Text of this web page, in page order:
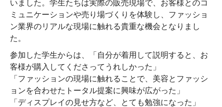
いました。学生たちは実際の販売現場で、お客様とのコ
ミュニケーションや売り場づくりを体験し、ファッショ
ン業界のリアルな現場に触れる貴重な機会となりまし
た。
参加した学生からは、「自分が着用して説明すると、お
客様が購入してくださってうれしかった」
「ファッションの現場に触れることで、美容とファッシ
ョンを合わせたトータル提案に興味が広がった」
「ディスプレイの見せ方など、とても勉強になった」